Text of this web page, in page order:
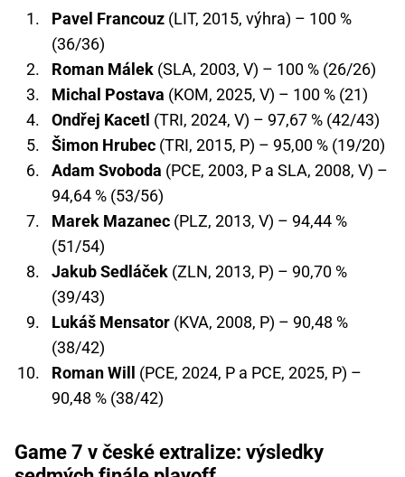
Pavel Francouz (LIT, 2015, výhra) – 100 %
(36/36)
Roman Málek (SLA, 2003, V) – 100 % (26/26)
Michal Postava (KOM, 2025, V) – 100 % (21)
Ondřej Kacetl (TRI, 2024, V) – 97,67 % (42/43)
Šimon Hrubec (TRI, 2015, P) – 95,00 % (19/20)
Adam Svoboda (PCE, 2003, P a SLA, 2008, V) –
94,64 % (53/56)
Marek Mazanec (PLZ, 2013, V) – 94,44 %
(51/54)
Jakub Sedláček (ZLN, 2013, P) – 90,70 %
(39/43)
Lukáš Mensator (KVA, 2008, P) – 90,48 %
(38/42)
Roman Will (PCE, 2024, P a PCE, 2025, P) –
90,48 % (38/42)
Game 7 v české extralize: výsledky